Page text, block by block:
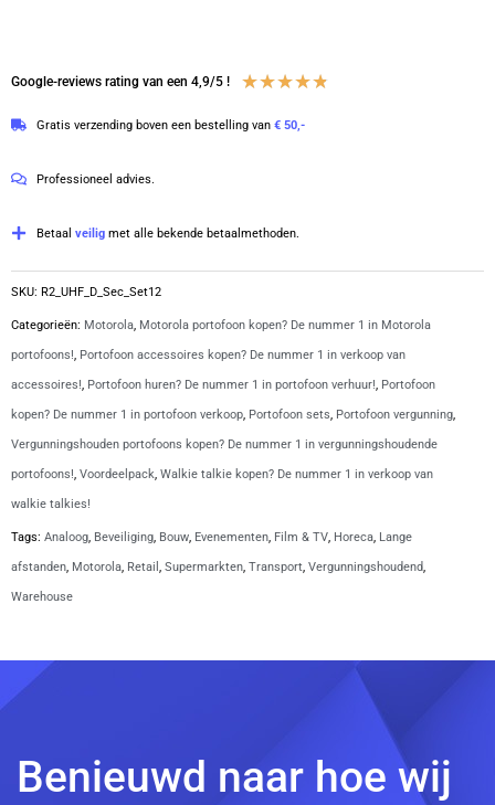
R2
digitale
laders
beveiligingsoortjes
|
aantal
Google-reviews rating van een 4,9/5 ! ★★★★★
Gratis verzending boven een bestelling van € 50,-
Professioneel advies.
Betaal veilig met alle bekende betaalmethoden.
SKU: R2_UHF_D_Sec_Set12
Categorieën: Motorola, Motorola portofoon kopen? De nummer 1 in Motorola
portofoons!, Portofoon accessoires kopen? De nummer 1 in verkoop van
accessoires!, Portofoon huren? De nummer 1 in portofoon verhuur!, Portofoon
kopen? De nummer 1 in portofoon verkoop, Portofoon sets, Portofoon vergunning,
Vergunningshouden portofoons kopen? De nummer 1 in vergunningshoudende
portofoons!, Voordeelpack, Walkie talkie kopen? De nummer 1 in verkoop van
walkie talkies!
Tags: Analoog, Beveiliging, Bouw, Evenementen, Film & TV, Horeca, Lange
afstanden, Motorola, Retail , Supermarkten, Transport, Vergunningshoudend,
Warehouse
Benieuwd naar hoe wij